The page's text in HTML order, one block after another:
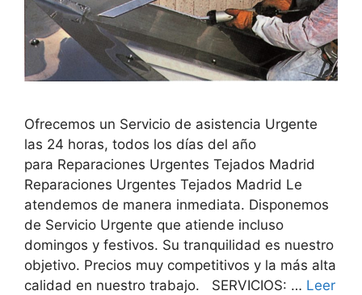
Ofrecemos un Servicio de asistencia Urgente
las 24 horas, todos los días del año
para Reparaciones Urgentes Tejados Madrid
Reparaciones Urgentes Tejados Madrid Le
atendemos de manera inmediata. Disponemos
de Servicio Urgente que atiende incluso
domingos y festivos. Su tranquilidad es nuestro
objetivo. Precios muy competitivos y la más alta
calidad en nuestro trabajo. SERVICIOS: … Leer